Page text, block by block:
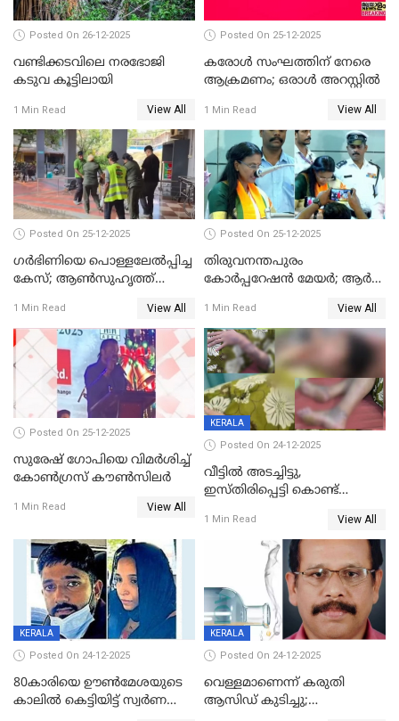
Posted On 26-12-2025
വണ്ടിക്കടവിലെ നരഭോജി
കടുവ കൂട്ടിലായി
1 Min Read View All
Posted On 25-12-2025
കരോള്‍ സംഘത്തിന് നേരെ
ആക്രമണം; ഒരാള്‍ അറസ്റ്റില്‍
1 Min Read View All
Posted On 25-12-2025
ഗര്‍ഭിണിയെ പൊള്ളലേല്‍പ്പിച്ച
കേസ്; ആണ്‍സുഹൃത്ത്
1 Min Read View All
Posted On 25-12-2025
തിരുവനന്തപുരം
കോര്‍പ്പറേഷന്‍ മേയർ; ആര്‍
1 Min Read View All
Posted On 25-12-2025
സുരേഷ് ഗോപിയെ വിമര്‍ശിച്ച്
കോണ്‍ഗ്രസ് കൗണ്‍സിലര്‍
1 Min Read View All
KERALA
Posted On 24-12-2025
വീട്ടിൽ അടച്ചിട്ടു,
ഇസ്തിരിപ്പെട്ടി കൊണ്ട്
ഗർഭിണിയായ യുവതിക്ക് ക്രൂര
1 Min Read View All
KERALA
Posted On 24-12-2025
80കാരിയെ ഊൺമേശയുടെ
കാലിൽ കെട്ടിയിട്ട് സ്വർണവും
KERALA
Posted On 24-12-2025
വെള്ളമാണെന്ന് കരുതി
ആസിഡ് കുടിച്ചു;